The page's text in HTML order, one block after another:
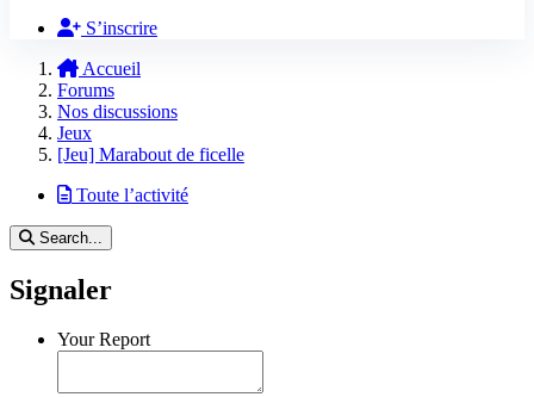
S’inscrire
Accueil
Forums
Nos discussions
Jeux
[Jeu] Marabout de ficelle
Toute l’activité
Search...
Signaler
Your Report